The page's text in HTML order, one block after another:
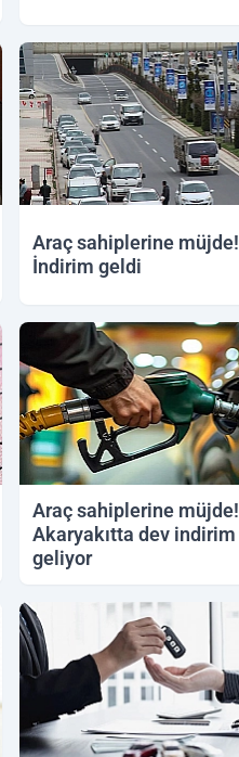
Araç sahiplerine müjde!
İndirim geldi
Araç sahiplerine müjde!
Akaryakıtta dev indirim
geliyor